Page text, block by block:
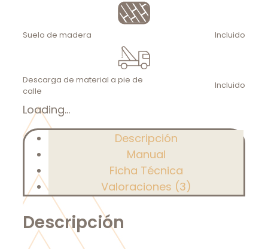
Suelo de madera Incluido
Descarga de material a pie de
calle
Incluido
Loading...
Descripción
Manual
Ficha Técnica
Valoraciones (3)
Descripción